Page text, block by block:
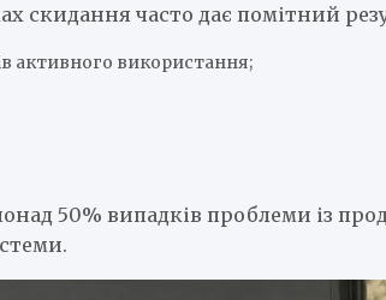
скидання часто дає помітний
активного використання;
50% випадків проблеми із